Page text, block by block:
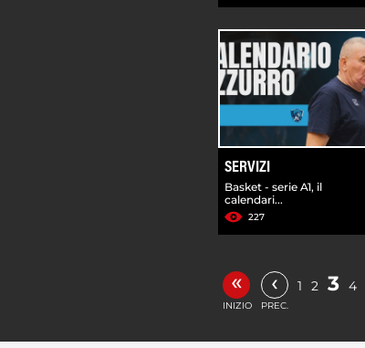
SERVIZI
Basket - serie A1, il
calendari...
227
«
INIZIO
‹
PREC.
1 2 3 4